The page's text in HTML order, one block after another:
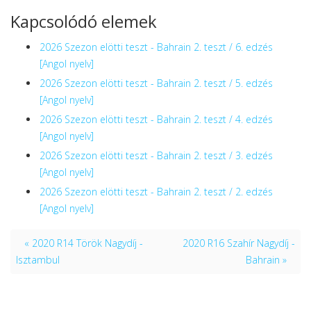
Kapcsolódó elemek
2026 Szezon elötti teszt - Bahrain 2. teszt / 6. edzés
[Angol nyelv]
2026 Szezon elötti teszt - Bahrain 2. teszt / 5. edzés
[Angol nyelv]
2026 Szezon elötti teszt - Bahrain 2. teszt / 4. edzés
[Angol nyelv]
2026 Szezon elötti teszt - Bahrain 2. teszt / 3. edzés
[Angol nyelv]
2026 Szezon elötti teszt - Bahrain 2. teszt / 2. edzés
[Angol nyelv]
« 2020 R14 Török Nagydíj -
Isztambul
2020 R16 Szahír Nagydíj -
Bahrain »